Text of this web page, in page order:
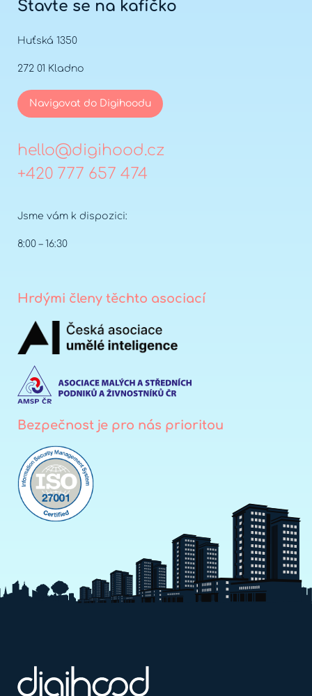
Stavte se na kafíčko
Huťská 1350
272 01 Kladno
Navigovat do Digihoodu
hello@digihood.cz
+420 777 657 474
Jsme vám k dispozici:
8:00 – 16:30
Hrdými členy těchto asociací
Bezpečnost je pro nás prioritou